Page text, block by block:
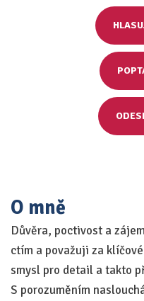
O mně
Důvěra, poctivost a
ctím a považuji za
smysl pro detail a takto
S porozuměním